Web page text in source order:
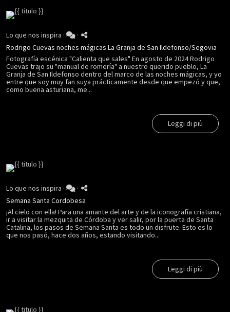
Lo que nos inspira ·
·
Rodrigo Cuevas noches mágicas La Granja de San Ildefonso/Segovia
Fotografía escénica "Calienta que sales" En agosto de 2024 Rodrigo
Cuevas trajo su "manual de romería" a nuestro querido pueblo, La
Granja de San Ildefonso dentro del marco de las noches mágicas, y yo
entre que soy muy fan suya prácticamente desde que empezó y que,
como buena asturiana, me...
Leggi di più
Lo que nos inspira ·
·
Semana Santa Cordobesa
¡Al cielo con ella! Para una amante del arte y de la iconografía cristiana,
ir a visitar la mezquita de Córdoba y ver salir, por la puerta de Santa
Catalina, los pasos de Semana Santa es todo un disfrute. Esto es lo
que nos pasó, hace dos años, estando visitando...
Leggi di più